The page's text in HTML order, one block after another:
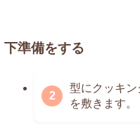
下準備をする
型にクッキン
を敷きます。